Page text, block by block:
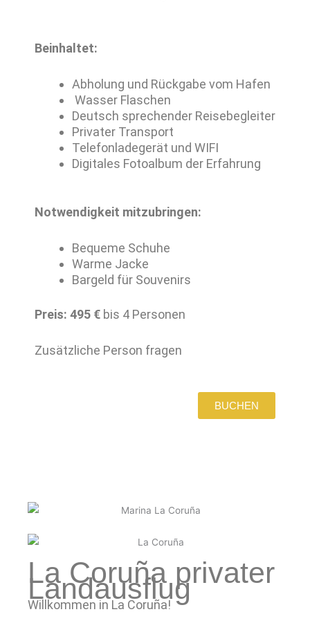
Beinhaltet:
Abholung und Rückgabe vom Hafen
Wasser Flaschen
Deutsch sprechender Reisebegleiter
Privater Transport
Telefonladegerät und WIFI
Digitales Fotoalbum der Erfahrung
Notwendigkeit mitzubringen:
Bequeme Schuhe
Warme Jacke
Bargeld für Souvenirs
Preis: 495 € bis 4 Personen
Zusätzliche Person fragen
BUCHEN
La Coruña privater
Landausflug
Willkommen in La Coruña!